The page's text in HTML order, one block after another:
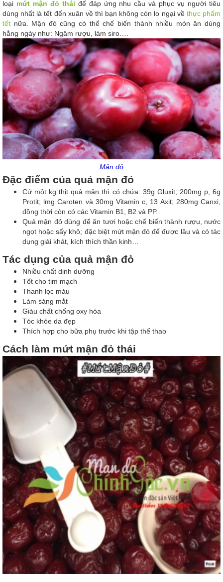
loại mứt mận đỏ thái để đáp ứng nhu cầu và phục vụ người tiêu
dùng nhất là tết đến xuân về thì bạn không còn lo ngại về thực phẩm
tết nữa. Mận đỏ cũng có thể chế biến thành nhiều món ăn dùng
hằng ngày như: Ngâm rượu, làm siro….
Mận đỏ
Đặc điểm của quả mận đỏ
Cứ một kg thịt quả mận thì có chứa: 39g Gluxit; 200mg p, 6g
Protit; lmg Caroten và 30mg Vitamin c, 13 Axit; 280mg Canxi,
đồng thời còn có các Vitamin B1, B2 và PP.
Quả mận đỏ dùng để ăn tươi hoặc chế biến thành rượu, nước
ngọt hoặc sấy khô; đặc biệt mứt mận đỏ để được lâu và có tác
dụng giải khát, kích thích thần kinh…
Tác dụng của quả mận đỏ
Nhiều chất dinh dưỡng
Tốt cho tim mạch
Thanh lọc máu
Làm sáng mắt
Giàu chất chống oxy hóa
Tóc khỏe da đẹp
Thích hợp cho bữa phụ trước khi tập thể thao
Cách làm mứt mận đỏ thái